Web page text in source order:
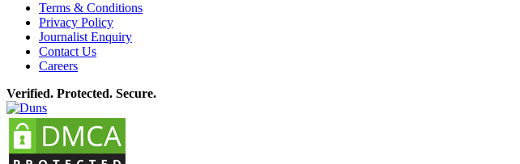
Terms & Conditions
Privacy Policy
Journalist Enquiry
Contact Us
Careers
Verified. Protected. Secure.